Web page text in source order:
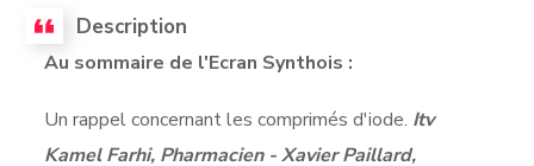
Description
Au sommaire de l'Ecran Synthois :
Un rappel concernant les comprimés d'iode. Itv
Kamel Farhi, Pharmacien - Xavier Paillard,